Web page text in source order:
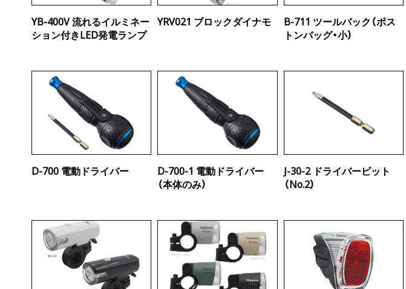
YB-400V 流れるイルミネー
ション付きLED発電ランプ
YRV021 ブロックダイナモ
B-711 ツールバック（ボス
トンバッグ・小）
D-700 電動ドライバー
D-700-1 電動ドライバー
（本体のみ）
J-30-2 ドライバービット
（No.2）